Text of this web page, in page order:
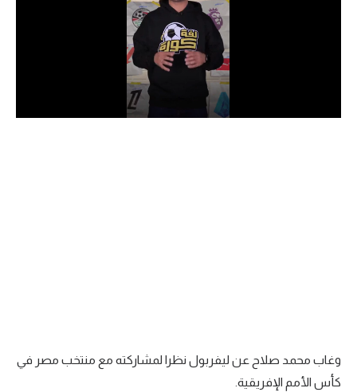
الدوري السعودي للمحترفين
سعودي في الجول
وغاب محمد صلاح عن ليفربول نظرا لمشاركته مع منتخب مصر في
كأس الأمم الإفريقية.